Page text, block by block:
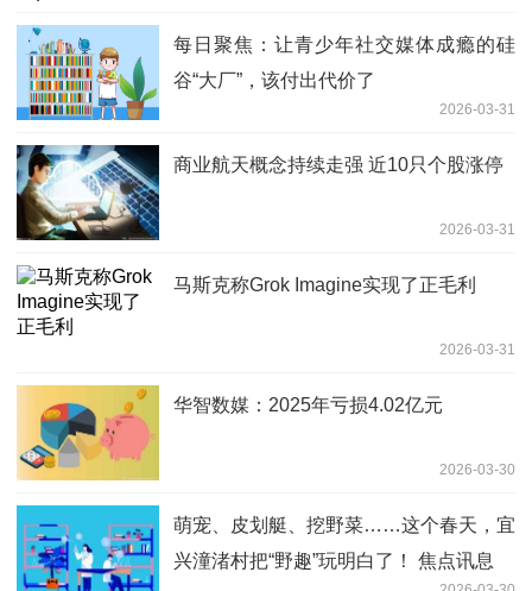
每日聚焦：让青少年社交媒体成瘾的硅
谷“大厂”，该付出代价了
2026-03-31
商业航天概念持续走强 近10只个股涨停
2026-03-31
马斯克称Grok Imagine实现了正毛利
2026-03-31
华智数媒：2025年亏损4.02亿元
2026-03-30
萌宠、皮划艇、挖野菜……这个春天，宜
兴潼渚村把“野趣”玩明白了！ 焦点讯息